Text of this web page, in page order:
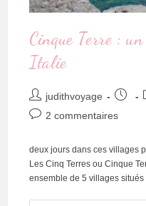
Cinque Terre :
Italie
judithvoyage
2 commentaires
deux jours dans ces villages
Les Cinq Terres ou Cinque
ensemble de 5 villages